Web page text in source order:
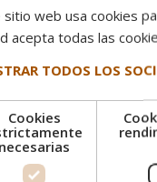
es importante que
los buscadores.
formarte al
y la comunicación
encontrar un lugar
tan solo una década.
sitio web usa cookies
acepta todas las
TODOS LOS
Cookies
necesarias